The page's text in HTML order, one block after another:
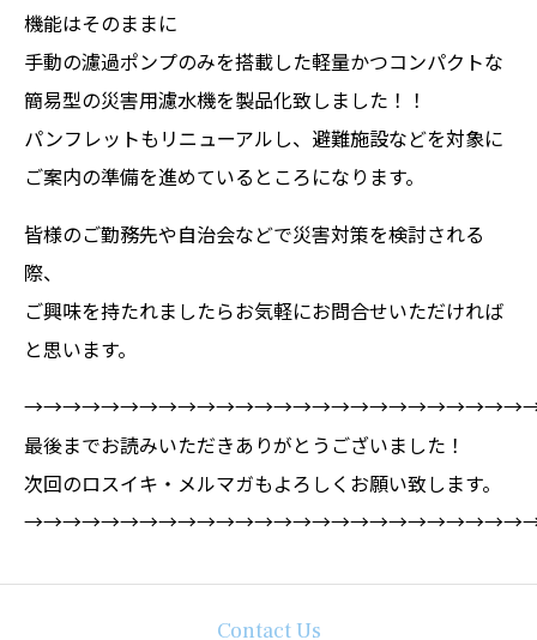
機能はそのままに
手動の濾過ポンプのみを搭載した軽量かつコンパクトな
簡易型の災害用濾水機を製品化致しました！！
パンフレットもリニューアルし、避難施設などを対象に
ご案内の準備を進めているところになります。
皆様のご勤務先や自治会などで災害対策を検討される
際、
ご興味を持たれましたらお気軽にお問合せいただければ
と思います。
最後までお読みいただきありがとうございました！
次回のロスイキ・メルマガもよろしくお願い致します。
Contact Us